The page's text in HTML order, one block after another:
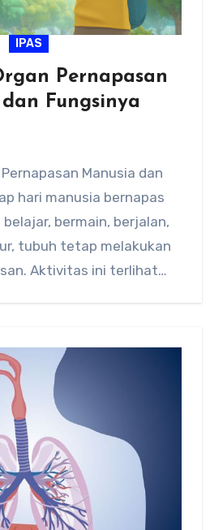
IPAS
Pernapasan
Fungsinya
Manusia dan
hari manusia bernapas
bermain, berjalan,
tubuh tetap melakukan
Aktivitas ini terlihat